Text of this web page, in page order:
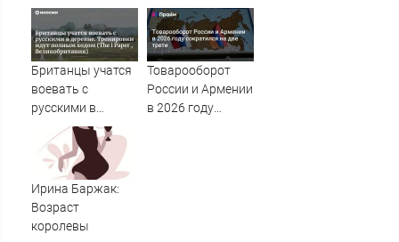
плащей «Морок»
для СВО
в воронежском
СИЗО
потребовали
ужесточить -
Новости на
Вести.ru
Британцы учатся
воевать с
русскими в
деревне.
Тренировки идут
полным ходом
(The i Paper ,
Великобритания)
Товарооборот
России и Армении
в 2026 году
Ирина Баржак:
Возраст
королевы